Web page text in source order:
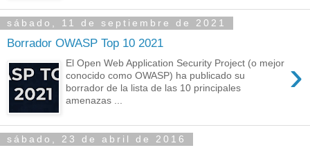
sábado, 11 de septiembre de 2021
Borrador OWASP Top 10 2021
›
El Open Web Application Security Project (o mejor
conocido como OWASP) ha publicado su
borrador de la lista de las 10 principales
amenazas ...
sábado, 23 de abril de 2016